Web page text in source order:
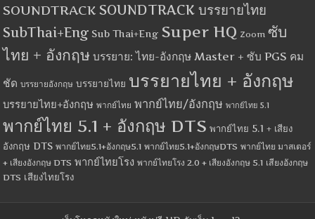
SOUNDTRACK SOUNDTRACK บรรยายไทย
SubThai+Eng Sub Thai+Eng Super HQ Zoom ซับ
ไทย + อังกฤษ บรรยาย: ไทย-อังกฤษ Master + ซับ PGS คม
ชัด บรรยายอังกฤษ บรรยายไทย บรรยายไทย + อังกฤษ
บรรยายไทย+อังกฤษ พากย์ไทย พากย์ไทย/อังกฤษ พากย์ไทย 5.1
พากย์ไทย 5.1 + อังกฤษ DTS พากย์ไทย 5.1 + เสียง
อังกฤษ DTS พากย์ไทย5.1+อังกฤษ5.1 พากย์ไทย5.1+อังกฤษDTS พากย์ไทย มาสเตอร์
+ เสียงอังกฤษ DTS พากย์ไทยโรง พากย์ไทยโรง 2.0 + เสียงอังกฤษ 5.1 เสียงอังกฤษ
DTS เสียงไทยโรง